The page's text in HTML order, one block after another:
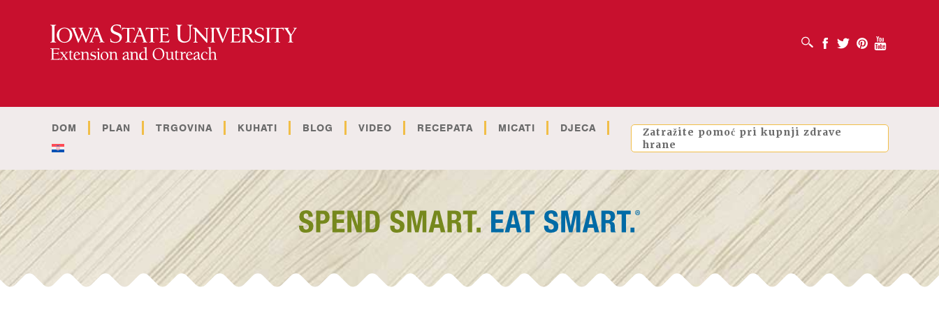
OTVORI OKVIR ZA PRETRAŽIVANJE
Facebook
Twitter PinterestYoutube
DOM PLAN TRGOVINA KUHATI BLOG VIDEO RECEPATA MICATI DJECA
Zatražite pomoć pri kupnji zdrave
hrane